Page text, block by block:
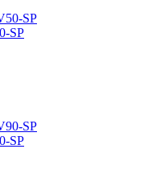
SP
SP